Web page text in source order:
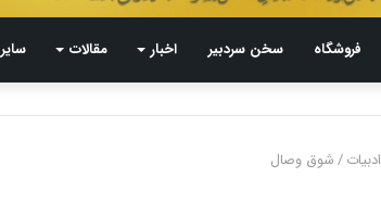
فروشگاه سخن سردبیر اخبار مقالات سایر
ادبیات/شوق‌ وصال‌